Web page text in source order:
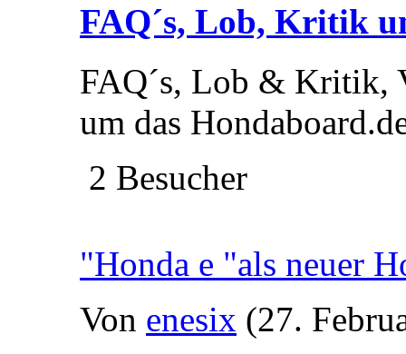
FAQ´s, Lob, Kritik
FAQ´s, Lob & Kritik,
um das
2 Besucher
"Honda e "als neuer
Von enesix (27.